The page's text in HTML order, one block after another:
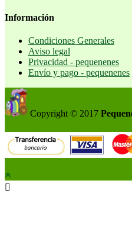
Información
Condiciones Generales
Aviso legal
Privacidad - pequenenes
Envío y pago - pequenenes
Copyright © 2017
